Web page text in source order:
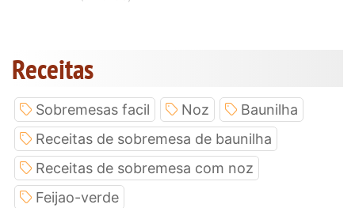
Receitas
Sobremesas facil Noz
Baunilha
Receitas de sobremesa de baunilha
Receitas de sobremesa com noz
Feijao-verde